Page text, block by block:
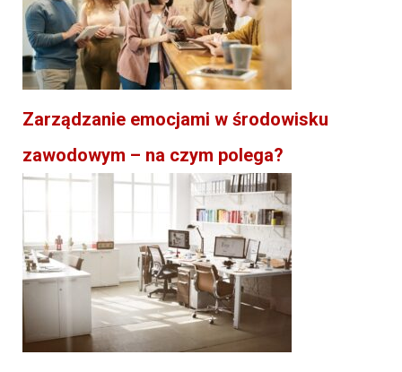
Zarządzanie emocjami w środowisku
zawodowym – na czym polega?